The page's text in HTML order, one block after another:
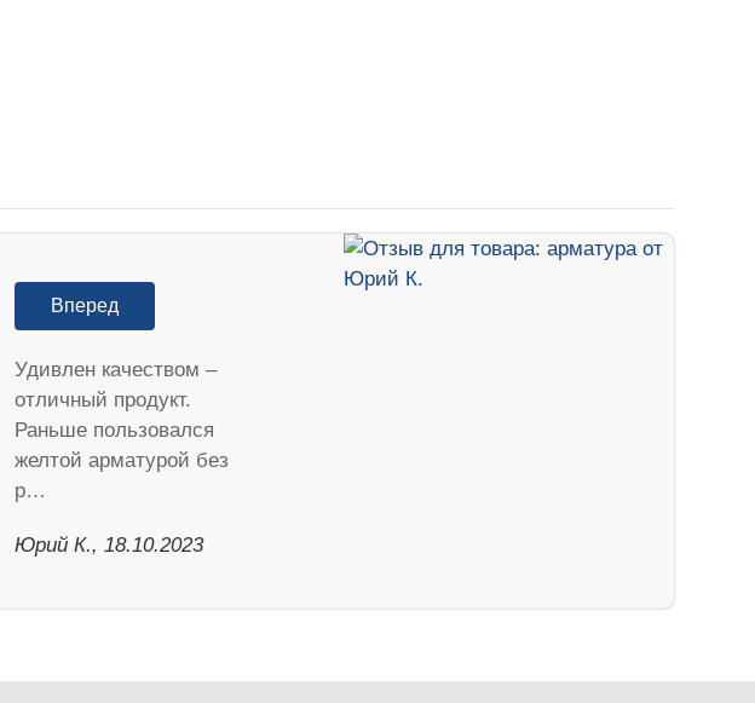
Вперед
Удивлен качеством –
отличный продукт.
Раньше пользовался
желтой арматурой без
р…
Юрий К., 18.10.2023